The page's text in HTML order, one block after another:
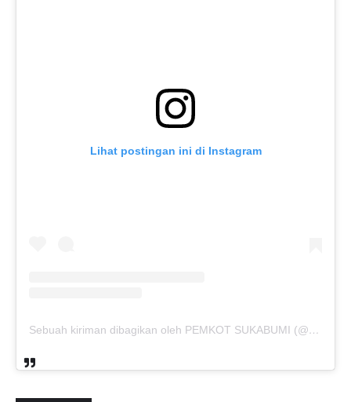
Lihat postingan ini di Instagram
Sebuah kiriman dibagikan oleh PEMKOT SUKABUMI (@pemkotsukabumi_)